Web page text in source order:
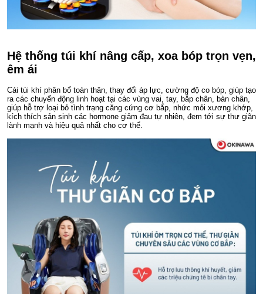
Hệ thống túi khí nâng cấp, xoa bóp trọn vẹn,
êm ái
Cái túi khí phân bổ toàn thân, thay đổi áp lực, cường độ co bóp, giúp tạo
ra các chuyển động linh hoạt tại các vùng vai, tay, bắp chân, bàn chân,
giúp hỗ trợ loại bỏ tình trạng căng cứng cơ bắp, nhức mỏi xương khớp,
kích thích sản sinh các hormone giảm đau tự nhiên, đem tới sự thư giãn
lành mạnh và hiệu quả nhất cho cơ thể.